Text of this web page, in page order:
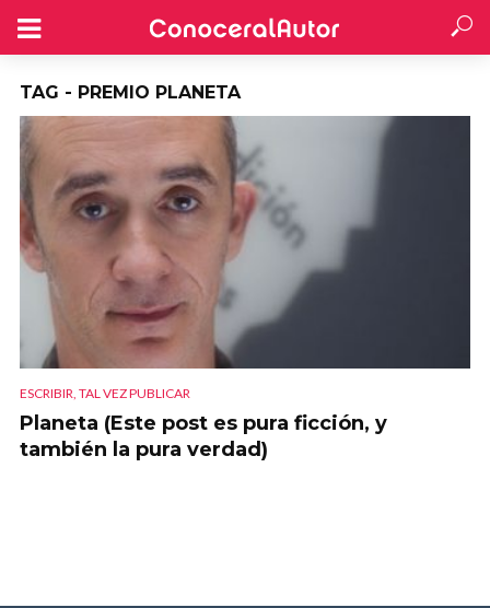
TAG - PREMIO PLANETA
ESCRIBIR, TAL VEZ PUBLICAR
Planeta (Este post es pura ficción, y
también la pura verdad)